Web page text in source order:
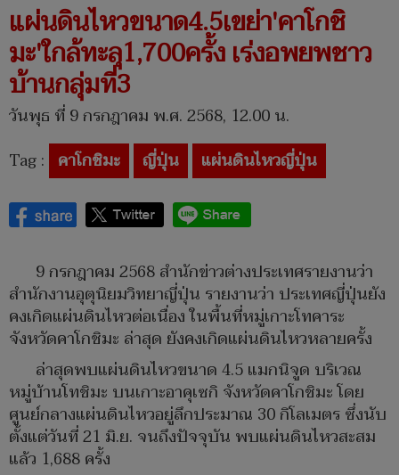
แผ่นดินไหวขนาด4.5เขย่า'คาโกชิ
มะ'ใกล้ทะลุ1,700ครั้ง เร่งอพยพชาว
บ้านกลุ่มที่3
วันพุธ ที่ 9 กรกฎาคม พ.ศ. 2568, 12.00 น.
Tag : คาโกชิมะ ญี่ปุ่น แผ่นดินไหวญี่ปุ่น
9 กรกฎาคม 2568 สำนักข่าวต่างประเทศรายงานว่า
สำนักงานอุตุนิยมวิทยาญี่ปุ่น รายงานว่า ประเทศญี่ปุ่นยัง
คงเกิดแผ่นดินไหวต่อเนื่อง ในพื้นที่หมู่เกาะโทคาระ
จังหวัดคาโกชิมะ ล่าสุด ยังคงเกิดแผ่นดินไหวหลายครั้ง
ล่าสุดพบแผ่นดินไหวขนาด 4.5 แมกนิจูด บริเวณ
หมู่บ้านโทชิมะ บนเกาะอาคุเซกิ จังหวัดคาโกชิมะ โดย
ศูนย์กลางแผ่นดินไหวอยู่ลึกประมาณ 30 กิโลเมตร ซึ่งนับ
ตั้งแต่วันที่ 21 มิ.ย. จนถึงปัจจุบัน พบแผ่นดินไหวสะสม
แล้ว 1,688 ครั้ง